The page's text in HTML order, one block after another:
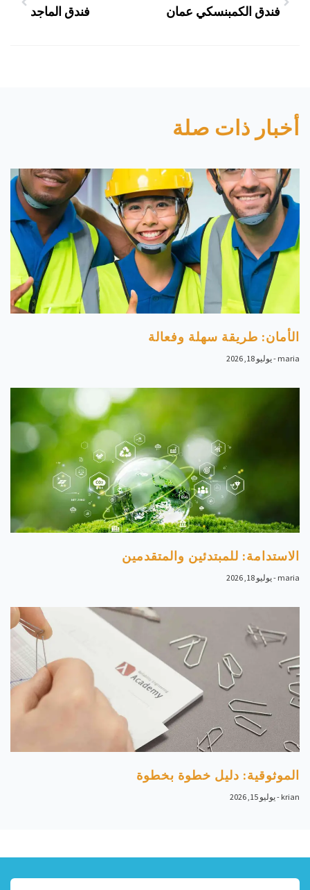
فندق الكمبنسكي عمان فندق الماجد
أخبار ذات صلة
الأمان: طريقة سهلة وفعالة
maria يوليو 18, 2026
الاستدامة: للمبتدئين والمتقدمين
maria يوليو 18, 2026
الموثوقية: دليل خطوة بخطوة
krian يوليو 15, 2026